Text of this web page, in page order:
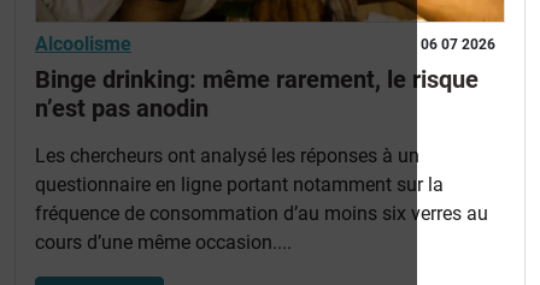
06 07 2026
Alcoolisme
Binge drinking: même rarement, le risque
n’est pas anodin
Les chercheurs ont analysé les réponses à un
questionnaire en ligne portant notamment sur la
fréquence de consommation d’au moins six verres au
cours d’une même occasion....